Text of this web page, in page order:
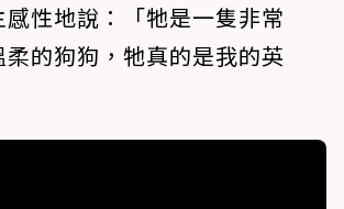
性地說：「牠是一隻非常
的狗狗，牠真的是我的英